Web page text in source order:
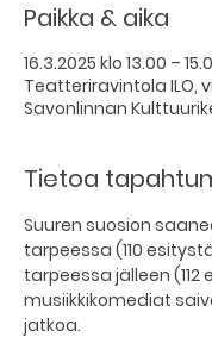
Paikka & aika
16.3.2025 klo 13.00 –
Teatteriravintola ILO,
Savonlinnan
Tietoa
Suuren suosion
tarpeessa (110
tarpeessa jälleen (112
musiikkikomediat
jatkoa.